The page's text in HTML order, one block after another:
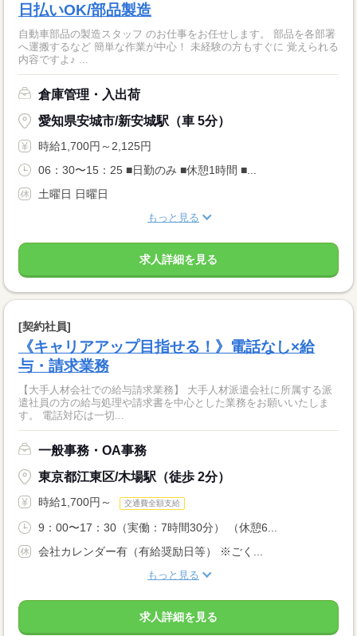
日払いOK/部品製造
自動車部品の製造スタッフ のお仕事をお任せします。 部品を各部署
へ運搬するなど 簡単な作業が中心！ 未経験の方もすぐに 覚えられる
内容ですよ♪ ...
倉庫管理・入出荷
愛知県安城市/新安城駅（車 5分）
時給1,700円～2,125円
06：30〜15：25 ■日勤のみ ■休憩1時間 ■...
土曜日 日曜日
もっと見る
求人詳細を見る
[契約社員]
《キャリアアップ目指せる！》電話なし×給
与・請求業務
【大手人材会社での給与請求業務】 大手人材派遣会社に所属する派
遣社員の方の給与処理や請求書を中心とした業務をお願いいたしま
す。 電話対応は一切...
一般事務・OA事務
東京都江東区/木場駅（徒歩 2分）
時給1,700円～ 交通費全額支給
9：00〜17：30（実働：7時間30分） （休憩6...
会社カレンダー有（有給奨励日等） ※ごく...
もっと見る
求人詳細を見る